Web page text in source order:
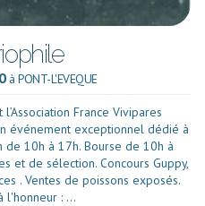
à PONT-L'EVEQUE
France Vivipares
événement exceptionnel dédié à
de 10h à 17h. Bourse de 10h à
et de sélection. Concours Guppy,
. Ventes de poissons exposés.
l'honneur : ...